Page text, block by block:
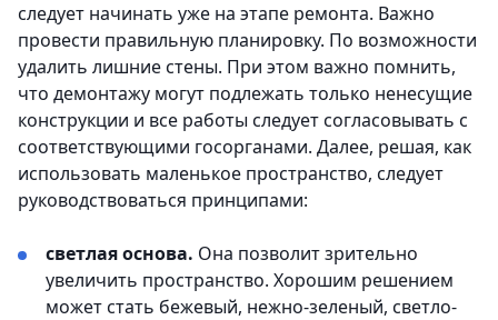
следует начинать уже на этапе ремонта. Важно
провести правильную планировку. По возможности
удалить лишние стены. При этом важно помнить,
что демонтажу могут подлежать только ненесущие
конструкции и все работы следует согласовывать с
соответствующими госорганами. Далее, решая, как
использовать маленькое пространство, следует
руководствоваться принципами:
светлая основа. Она позволит зрительно
увеличить пространство. Хорошим решением
может стать бежевый, нежно-зеленый, светло-